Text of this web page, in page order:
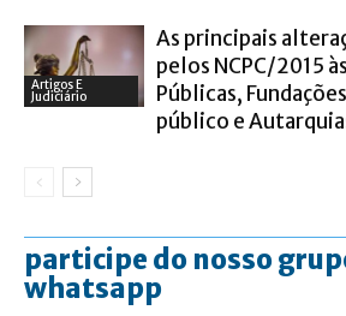
Artigos E
Judiciário
As principais
pelos NCPC/2015
Públicas,
público e
participe do nosso
whatsapp